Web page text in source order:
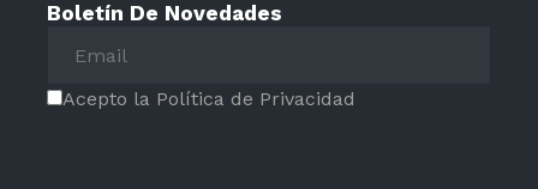
Boletín De Novedades
Acepto la Política de Privacidad